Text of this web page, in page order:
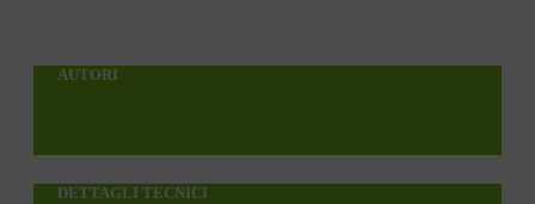
AUTORI
DETTAGLI TECNICI